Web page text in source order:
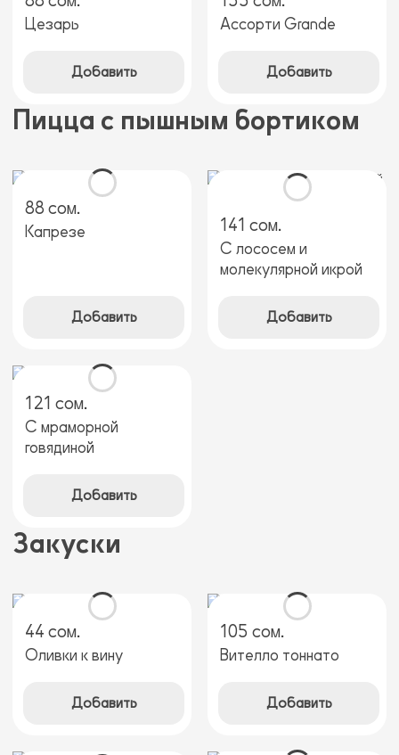
Цезарь
Добавить
Ассорти Grande
Добавить
Пицца с пышным бортиком
88 сом.
Капрезе
Добавить
141 сом.
С лососем и
молекулярной икрой
Добавить
121 сом.
С мраморной
говядиной
Добавить
Закуски
44 сом.
Оливки к вину
Добавить
105 сом.
Вителло тоннато
Добавить